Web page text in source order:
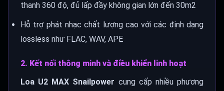
thanh 360 độ, đủ lấp đầy không gian lớn đến 30m2
Hỗ trợ phát nhạc chất lượng cao với các định dạng
lossless như FLAC, WAV, APE
2. Kết nối thông minh và điều khiển linh hoạt
Loa U2 MAX Snailpower cung cấp nhiều phương